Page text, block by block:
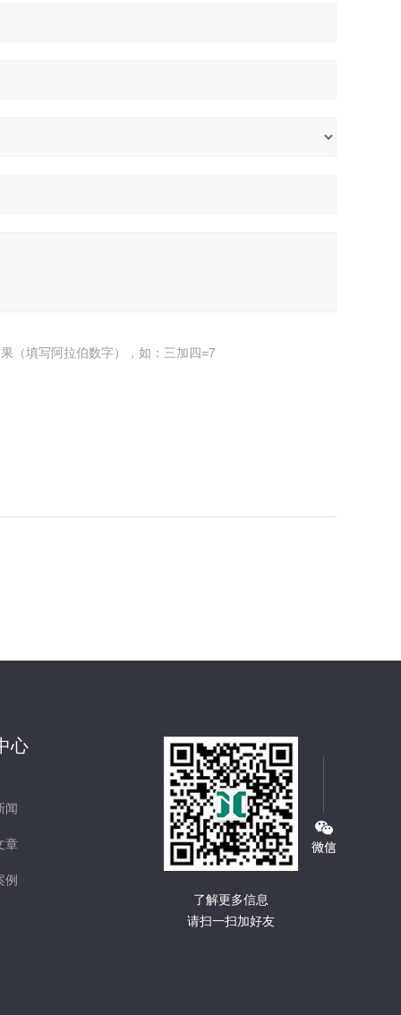
（填写阿拉伯数字），如：三加四=7
心
闻
章
例
了解更多信息
请扫一扫加好友